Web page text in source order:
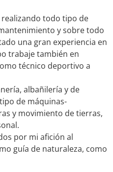
todo tipo de
y sobre todo
una gran experiencia en
trabaje también en
técnico deportivo a
albañilería y de
de máquinas-
y movimiento de tierras,
por mi afición al
guía de naturaleza, como